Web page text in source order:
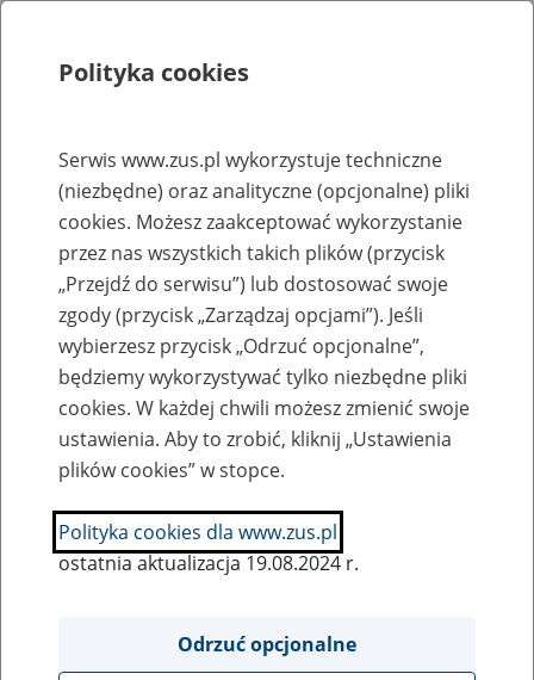
Rejestry, ewidencje i archiwa
Baza zlikwidowanych lub
przekształconych zakładów pracy
Nazwa zakładu pracy:
SZUKAJ
Polityka cookies
Serwis www.zus.pl wykorzystuje techniczne
(niezbędne) oraz analityczne (opcjonalne) pliki
cookies. Możesz zaakceptować wykorzystanie
przez nas wszystkich takich plików (przycisk
„Przejdź do serwisu”) lub dostosować swoje
zgody (przycisk „Zarządzaj opcjami”). Jeśli
wybierzesz przycisk „Odrzuć opcjonalne”,
będziemy wykorzystywać tylko niezbędne pliki
cookies. W każdej chwili możesz zmienić swoje
ustawienia. Aby to zrobić, kliknij „Ustawienia
plików cookies” w stopce.
Polityka cookies dla www.zus.pl
ostatnia aktualizacja 19.08.2024 r.
Odrzuć opcjonalne